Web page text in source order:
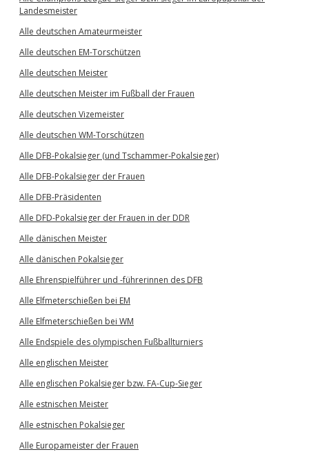
Landesmeister
Alle deutschen Amateurmeister
Alle deutschen EM-Torschützen
Alle deutschen Meister
Alle deutschen Meister im Fußball der Frauen
Alle deutschen Vizemeister
Alle deutschen WM-Torschützen
Alle DFB-Pokalsieger (und Tschammer-Pokalsieger)
Alle DFB-Pokalsieger der Frauen
Alle DFB-Präsidenten
Alle DFD-Pokalsieger der Frauen in der DDR
Alle dänischen Meister
Alle dänischen Pokalsieger
Alle Ehrenspielführer und -führerinnen des DFB
Alle Elfmeterschießen bei EM
Alle Elfmeterschießen bei WM
Alle Endspiele des olympischen Fußballturniers
Alle englischen Meister
Alle englischen Pokalsieger bzw. FA-Cup-Sieger
Alle estnischen Meister
Alle estnischen Pokalsieger
Alle Europameister der Frauen